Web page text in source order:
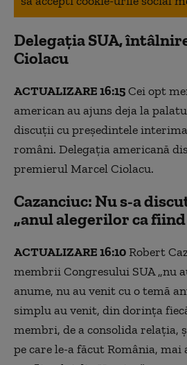
Delegația SUA,
Ciolacu
ACTUALIZARE 16:15Cei opt
american au ajuns deja la
discuții cu președintele
români. Delegația americană
premierul Marcel Ciolacu.
Cazanciuc: Nu s-a
„anul alegerilor ca
ACTUALIZARE 16:10Robert
membrii Congresului SUA „nu
anume, nu au venit cu o temă
simplu au venit, din dorinţa
membri, de a consolida relaţia,
pe care le-a făcut România, mai